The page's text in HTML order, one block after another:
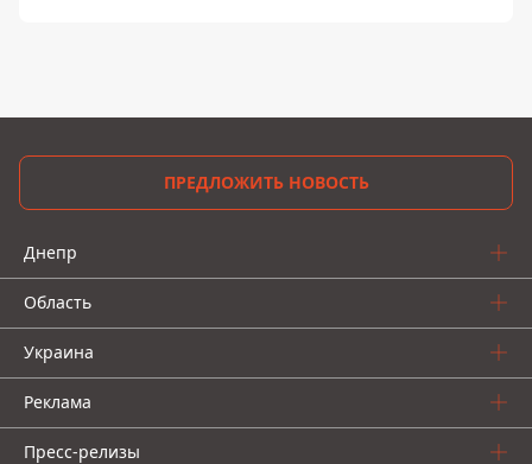
ПРЕДЛОЖИТЬ НОВОСТЬ
Днепр
Область
Украина
Реклама
Пресс-релизы